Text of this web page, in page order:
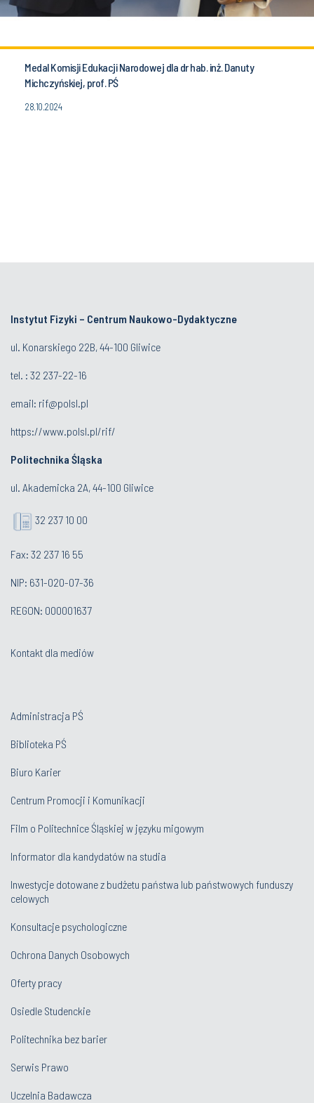
Medal Komisji Edukacji Narodowej dla dr hab. inż. Danuty
Michczyńskiej, prof. PŚ
28.10.2024
Instytut Fizyki – Centrum Naukowo-Dydaktyczne
ul. Konarskiego 22B, 44-100 Gliwice
tel. : 32 237-22-16
email: rif@polsl.pl
https://www.polsl.pl/rif/
Politechnika Śląska
ul. Akademicka 2A, 44-100 Gliwice
32 237 10 00
Fax: 32 237 16 55
NIP: 631-020-07-36
REGON: 000001637
Kontakt dla mediów
Administracja PŚ
Biblioteka PŚ
Biuro Karier
Centrum Promocji i Komunikacji
Film o Politechnice Śląskiej w języku migowym
Informator dla kandydatów na studia
Inwestycje dotowane z budżetu państwa lub państwowych funduszy
celowych
Konsultacje psychologiczne
Ochrona Danych Osobowych
Oferty pracy
Osiedle Studenckie
Politechnika bez barier
Serwis Prawo
Uczelnia Badawcza